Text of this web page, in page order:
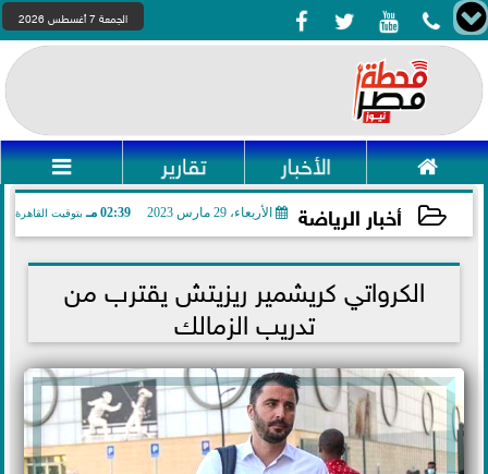
    الجمعة 7 أغسطس 2026
 الأخبار تقارير 
أخبار الرياضة الأربعاء، 29 مارس 2023 02:39 مـ بتوقيت القاهرة
2023-03-29 14:39:08الكرواتي كريشمير ريزيتش يقترب من
تدريب الزمالك